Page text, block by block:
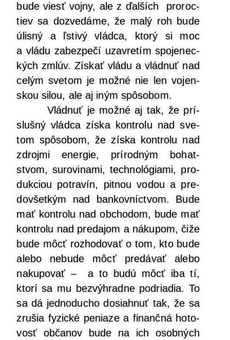
bude viesť voj­ny, ale z ďal­ších pro­roc­
tiev sa dozve­dá­me, že malý roh bude
úlis­ný a ľsti­vý vlád­ca, kto­rý si moc
a vlá­du zabez­pe­čí uzav­re­tím spo­je­nec­
kých zmlúv. Zís­kať vlá­du a vlád­nuť nad
celým sve­tom je mož­né nie len vojen­
skou silou, ale aj iným spôsobom.
Vlád­nuť je mož­né aj tak, že prí­
sluš­ný vlád­ca zís­ka kon­tro­lu nad sve­
tom spô­so­bom, že zís­ka kon­tro­lu nad
zdroj­mi ener­gie, prí­rod­ným bohat­
stvom, suro­vi­na­mi, tech­no­ló­gia­mi, pro­
duk­ci­ou potra­vín, pit­nou vodou a pre­
dov­šet­kým nad ban­kov­níc­tvom. Bude
mať kon­tro­lu nad obcho­dom, bude mať
kon­tro­lu nad pre­da­jom a náku­pom, čiže
bude môcť roz­ho­do­vať o tom, kto bude
ale­bo nebu­de môcť pre­dá­vať ale­bo
naku­po­vať – a to budú môcť iba tí,
kto­rí sa mu bez­výh­rad­ne pod­ria­dia. To
sa dá jed­no­du­cho dosiah­nuť tak, že sa
zru­šia fyzic­ké penia­ze a finanč­ná hoto­
vosť obča­nov bude na ich osob­ných